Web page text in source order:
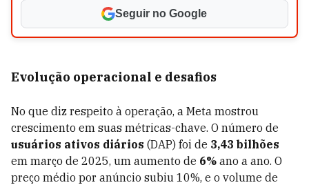
Seguir no Google
Evolução operacional e desafios
No que diz respeito à operação, a Meta mostrou
crescimento em suas métricas-chave. O número de
usuários ativos diários (DAP) foi de 3,43 bilhões
em março de 2025, um aumento de 6% ano a ano. O
preço médio por anúncio subiu 10%, e o volume de